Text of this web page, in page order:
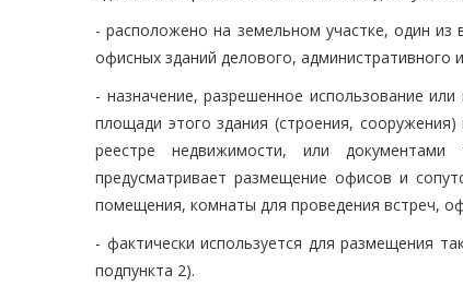
- расположено на земельном участке, один из
офисных зданий делового, административного
- назначение, разрешенное использование
площади этого здания (строения,
реестре недвижимости, или документами
предусматривает размещение офисов и
помещения, комнаты для проведения встреч,
- фактически используется для размещения
подпункта 2).